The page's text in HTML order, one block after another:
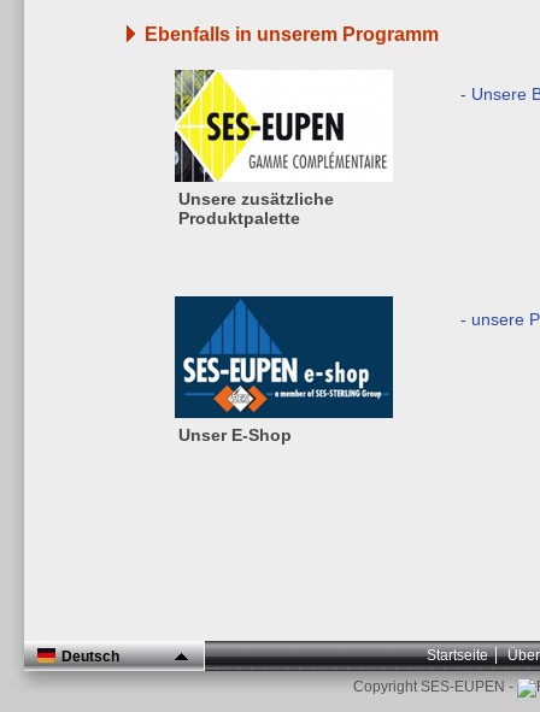
Ebenfalls in unserem Programm
Unsere zusätzliche
Produktpalette
- Unsere
Unser E-Shop
- unsere
Deutsch Startseite
Copyright SES-EUPEN -